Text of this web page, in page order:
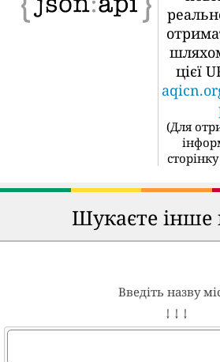
цієї
(Для
Шукаєте інше
Введіть назву
↓ ↓ ↓